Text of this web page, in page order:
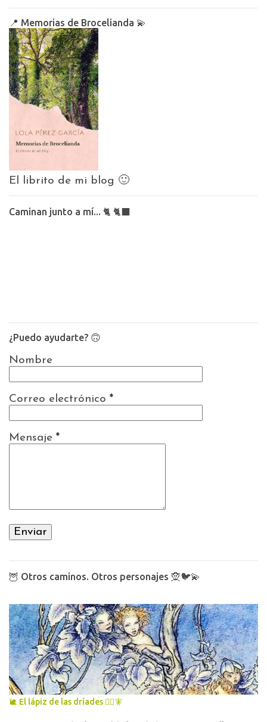
📍 Memorias de Brocelianda 💫
El librito de mi blog 🙂
Caminan junto a mí... 🐈 🐈‍⬛
¿Puedo ayudarte? 🙃
Nombre
Correo electrónico *
Mensaje *
🦉 Otros caminos. Otros personajes 🧝🐦💫
🐌 El lápiz de las dríades 🧚‍♀️🧚